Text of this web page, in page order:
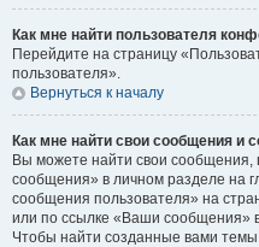
Как мне найти пользователя
Перейдите на страницу
пользователя».
Вернуться к началу
Как мне найти свои сообщения и
Вы можете найти свои сообщения,
сообщения» в личном разделе на
сообщения пользователя» на
или по ссылке «Ваши сообщения»
Чтобы найти созданные вами